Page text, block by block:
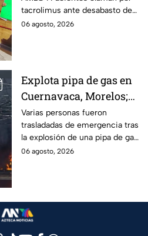
desabasto en IMSS
Puebla
tacrolimus ante desabasto de
medicamentos en hospital del
06 agosto, 2026
Explota pipa de gas en
Cuernavaca, Morelos;
se reportan más de 20
personas con
quemaduras
Varias personas fueron
trasladadas de emergencia tras
la explosión de una pipa de gas
cerca de la colonia Las
06 agosto, 2026